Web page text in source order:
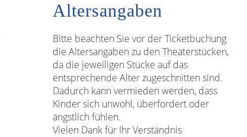
Altersangaben
Bitte beachten Sie vor der Ticketbuchung
die Altersangaben zu den Theaterstücken,
da die jeweiligen Stücke auf das
entsprechende Alter zugeschnitten sind.
Dadurch kann vermieden werden, dass
Kinder sich unwohl, überfordert oder
ängstlich fühlen.
Vielen Dank für Ihr Verständnis